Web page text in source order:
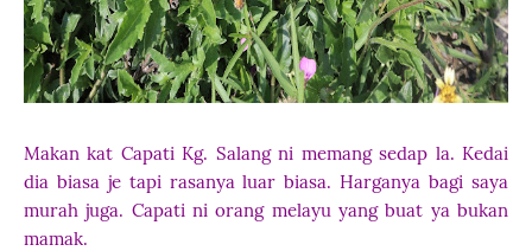
Makan kat Capati Kg. Salang ni memang sedap la. Kedai
dia biasa je tapi rasanya luar biasa. Harganya bagi saya
murah juga. Capati ni orang melayu yang buat ya bukan
mamak.